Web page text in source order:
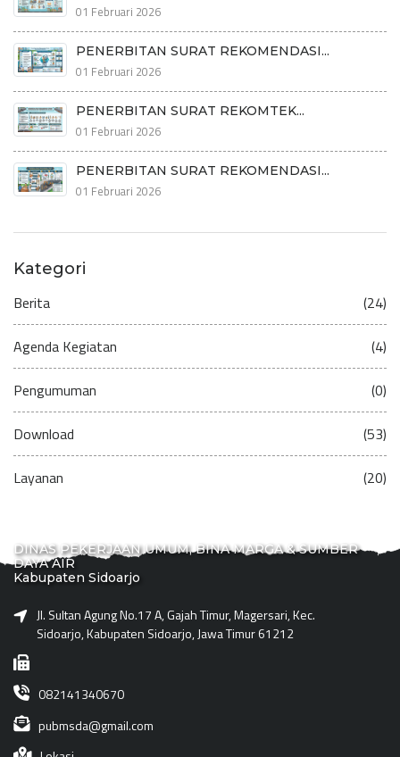
01 Februari 2026
PENERBITAN SURAT REKOMENDASI...
01 Februari 2026
PENERBITAN SURAT REKOMTEK...
01 Februari 2026
PENERBITAN SURAT REKOMENDASI...
01 Februari 2026
Kategori
Berita (24)
Agenda Kegiatan (4)
Pengumuman (0)
Download (53)
Layanan (20)
DINAS PEKERJAAN UMUM, BINA MARGA & SUMBER
DAYA AIR
Kabupaten Sidoarjo
Jl. Sultan Agung No.17 A, Gajah Timur, Magersari, Kec.
Sidoarjo, Kabupaten Sidoarjo, Jawa Timur 61212
082141340670
pubmsda@gmail.com